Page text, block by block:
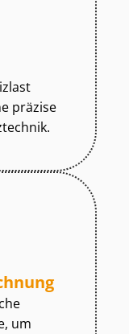
präzise
um